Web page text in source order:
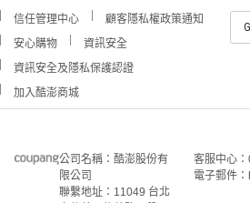
信任管理中心
顧客隱私權政策通知
安心購物
資訊安全
資訊安全及隱私保護認證
加入酷澎商城
公司名稱：酷澎股份有
限公司
聯繫地址：11049 台北
客服中心
電子郵件